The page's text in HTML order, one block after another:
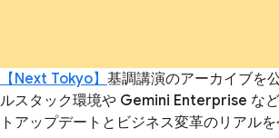
【Next Tokyo】 基調講演のアーカイブを
ルスタック環境や Gemini Enterprise な
トアップデートとビジネス変革のリアル